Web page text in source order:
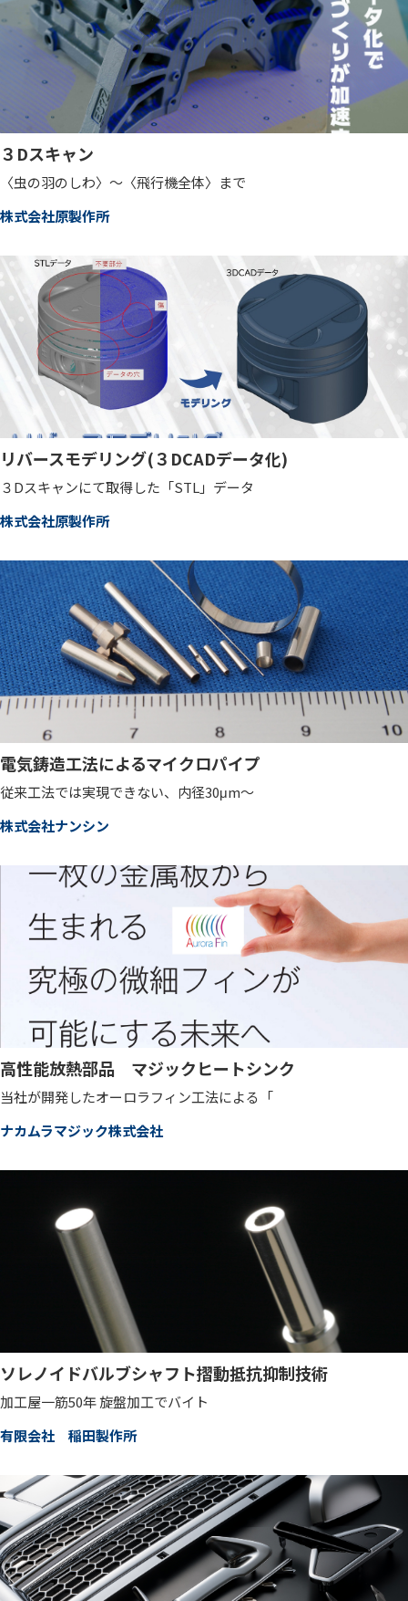
３Dスキャン
〈虫の羽のしわ〉～〈飛行機全体〉まで
株式会社原製作所
リバースモデリング(３DCADデータ化)
３Dスキャンにて取得した「STL」データ
株式会社原製作所
電気鋳造工法によるマイクロパイプ
従来工法では実現できない、内径30μm～
株式会社ナンシン
高性能放熱部品 マジックヒートシンク
当社が開発したオーロラフィン工法による「
ナカムラマジック株式会社
ソレノイドバルブシャフト摺動抵抗抑制技術
加工屋一筋50年 旋盤加工でバイト
有限会社 稲田製作所